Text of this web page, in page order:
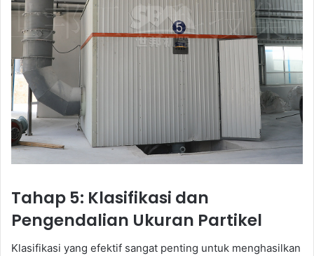
Tahap 5: Klasifikasi dan
Pengendalian Ukuran Partikel
Klasifikasi yang efektif sangat penting untuk menghasilkan